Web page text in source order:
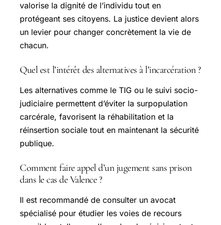
valorise la dignité de l’individu tout en
protégeant ses citoyens. La justice devient alors
un levier pour changer concrètement la vie de
chacun.
Quel est l’intérêt des alternatives à l’incarcération ?
Les alternatives comme le TIG ou le suivi socio-
judiciaire permettent d’éviter la surpopulation
carcérale, favorisent la réhabilitation et la
réinsertion sociale tout en maintenant la sécurité
publique.
Comment faire appel d’un jugement sans prison
dans le cas de Valence ?
Il est recommandé de consulter un avocat
spécialisé pour étudier les voies de recours